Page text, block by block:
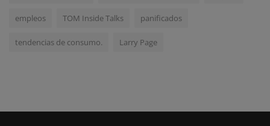
empleos TOM Inside Talks panificados
tendencias de consumo. Larry Page